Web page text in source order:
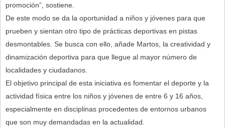
promoción”, sostiene.
De este modo se da la oportunidad a niños y jóvenes para que
prueben y sientan otro tipo de prácticas deportivas en pistas
desmontables. Se busca con ello, añade Martos, la creatividad y
dinamización deportiva para que llegue al mayor número de
localidades y ciudadanos.
El objetivo principal de esta iniciativa es fomentar el deporte y la
actividad física entre los niños y jóvenes de entre 6 y 16 años,
especialmente en disciplinas procedentes de entornos urbanos
que son muy demandadas en la actualidad.